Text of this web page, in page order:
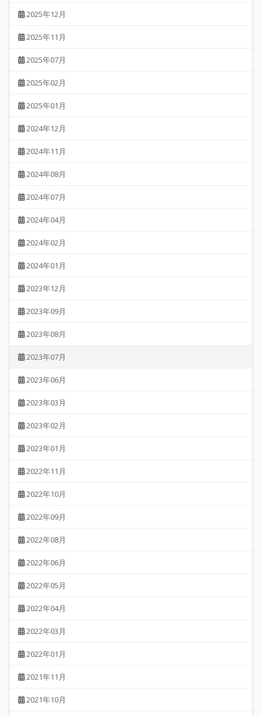
2025年12月
2025年11月
2025年07月
2025年02月
2025年01月
2024年12月
2024年11月
2024年08月
2024年07月
2024年04月
2024年02月
2024年01月
2023年12月
2023年09月
2023年08月
2023年07月
2023年06月
2023年03月
2023年02月
2023年01月
2022年11月
2022年10月
2022年09月
2022年08月
2022年06月
2022年05月
2022年04月
2022年03月
2022年01月
2021年11月
2021年10月